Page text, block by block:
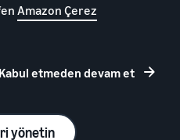
Amazon Çerez
Kabul etmeden devam et
yönetin